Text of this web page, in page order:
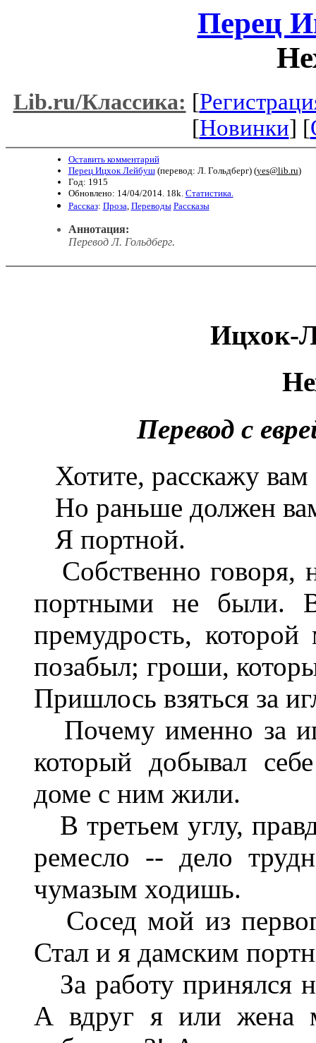
Перец
Lib.ru/Классика: [
[Новинки] [
Оставить комментарий
Перец Ицхок Лейбуш(перевод: Л. Гольдберг) (yes@lib.ru)
Год: 1915
Обновлено: 14/04/2014. 18k. Статистика.
Рассказ: Проза Переводы Рассказы
Аннотация:
Перевод Л. Гольдберг.
Ицхок-
Перевод с
Хотите, расскажу
Но раньше должен
Я портной.
Собственно говоря,
портными не были.
премудрость,
позабыл; гроши,
Пришлось взяться за
Почему именно за
который добывал
доме с ним жили.
В третьем углу,
ремесло -- дело
чумазым ходишь.
Сосед мой из
Стал и я дамским
За работу принялся
А вдруг я или жена